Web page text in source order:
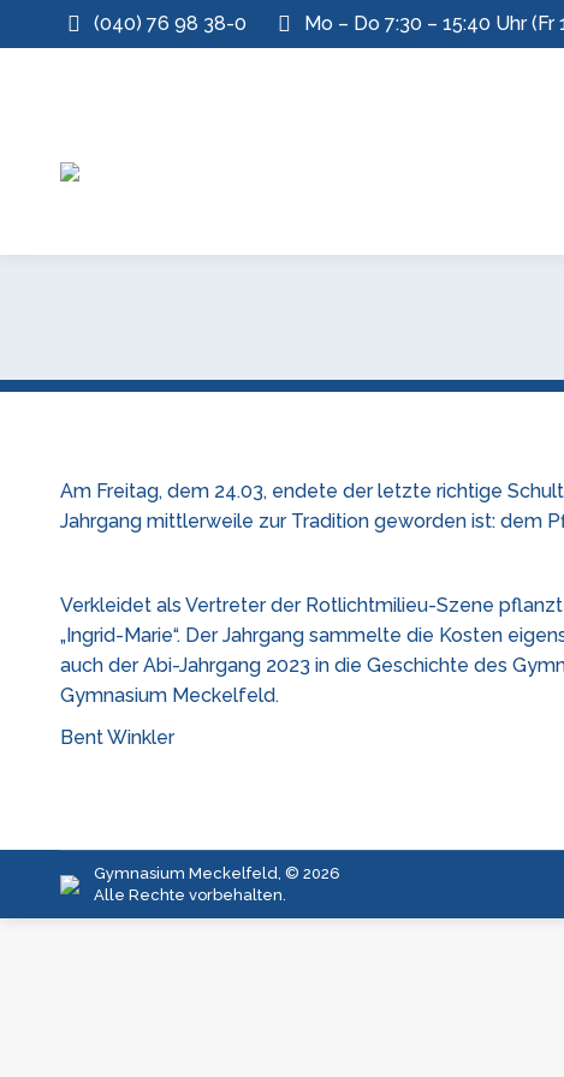
(040) 76 98 38-0 Mo – Do 7:30 – 15:40 Uhr (Fr
Am Freitag, dem 24.03, endete der letzte richtige
Jahrgang mittlerweile zur Tradition geworden ist: dem
Verkleidet als Vertreter der Rotlichtmilieu-Szene
„Ingrid-Marie“. Der Jahrgang sammelte die Kosten
auch der Abi-Jahrgang 2023 in die Geschichte des
Gymnasium Meckelfeld.
Bent Winkler
Gymnasium Meckelfeld, © 2026
Alle Rechte vorbehalten.